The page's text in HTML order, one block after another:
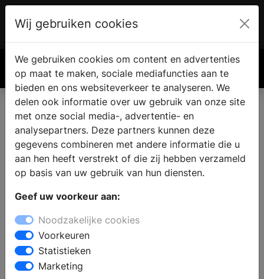
€ 0.00
Wij gebruiken cookies
We gebruiken cookies om content en advertenties
op maat te maken, sociale mediafuncties aan te
bieden en ons websiteverkeer te analyseren. We
delen ook informatie over uw gebruik van onze site
met onze social media-, advertentie- en
analysepartners. Deze partners kunnen deze
gegevens combineren met andere informatie die u
aan hen heeft verstrekt of die zij hebben verzameld
op basis van uw gebruik van hun diensten.
Geef uw voorkeur aan:
Noodzakelijke cookies
Voorkeuren
Statistieken
Marketing